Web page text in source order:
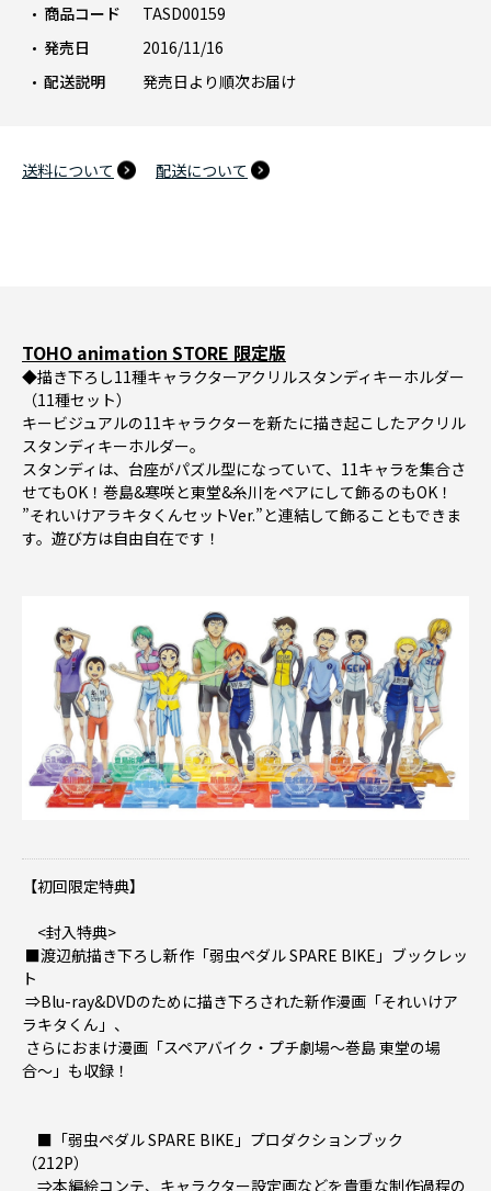
商品コード
TASD00159
発売日
2016/11/16
配送説明
発売日より順次お届け
送料について 配送について
TOHO animation STORE 限定版
◆描き下ろし11種キャラクターアクリルスタンディキーホルダー
（11種セット）
キービジュアルの11キャラクターを新たに描き起こしたアクリル
スタンディキーホルダー。
スタンディは、台座がパズル型になっていて、11キャラを集合さ
せてもOK！巻島&寒咲と東堂&糸川をペアにして飾るのもOK！
”それいけアラキタくんセットVer.”と連結して飾ることもできま
す。遊び方は自由自在です！
【初回限定特典】
<封入特典>
■渡辺航描き下ろし新作「弱虫ペダル SPARE BIKE」ブックレッ
ト
⇒Blu-ray&DVDのために描き下ろされた新作漫画「それいけア
ラキタくん」、
さらにおまけ漫画「スペアバイク・プチ劇場〜巻島 東堂の場
合〜」も収録！
■「弱虫ペダル SPARE BIKE」プロダクションブック
（212P）
⇒本編絵コンテ、キャラクター設定画などを貴重な制作過程の